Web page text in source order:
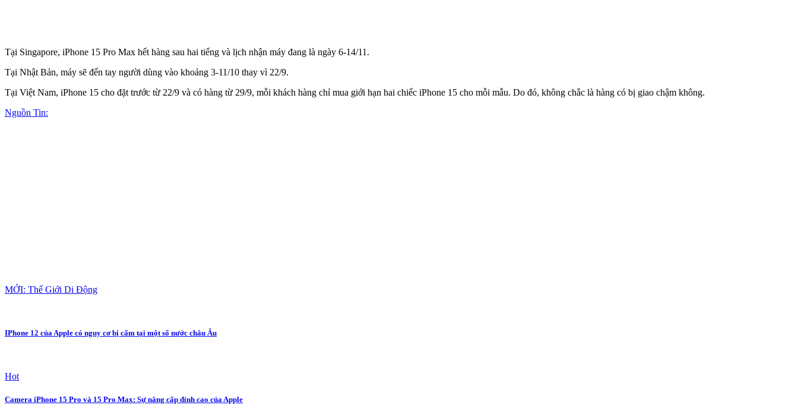
Tại Singapore, iPhone 15 Pro Max hết hàng sau hai tiếng và lịch nhận máy đang là ngày 6-14/11.
Tại Nhật Bản, máy sẽ đến tay người dùng vào khoảng 3-11/10 thay vì 22/9.
Tại Việt Nam, iPhone 15 cho đặt trước từ 22/9 và có hàng từ 29/9, mỗi khách hàng chỉ mua giới hạn hai chiếc iPhone 15 cho mỗi mẫu. Do đó, không chắc là hàng có bị giao chậm không.
Nguồn Tin:
MỚI: Thế Giới Di Động
IPhone 12 của Apple có nguy cơ bị cấm tại một số nước châu Âu
Hot
Camera iPhone 15 Pro và 15 Pro Max: Sự nâng cấp đỉnh cao của Apple